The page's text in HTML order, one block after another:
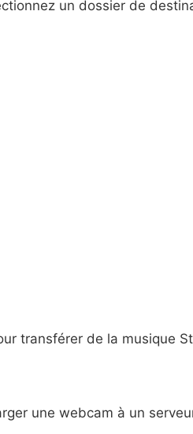
un dossier de
transférer de la musique
une webcam à un